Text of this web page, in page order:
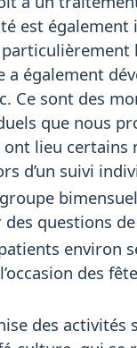
est
a également
Ce sont des
que nous
lieu certains
d’un suivi
des questions
environ
des
des